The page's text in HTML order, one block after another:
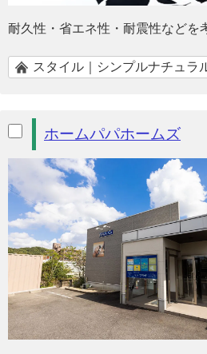
耐久性・省エネ性・耐震性などを
スタイル｜シンプルナチュラ
ホームパパホームズ